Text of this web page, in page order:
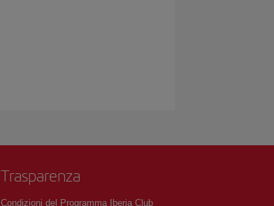
Trasparenza
Condizioni del Programma Iberia Club